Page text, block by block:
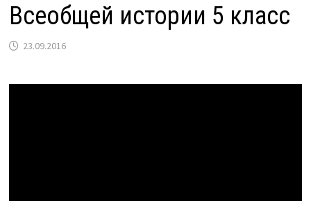
Всеобщей истории 5 класс
23.09.2016